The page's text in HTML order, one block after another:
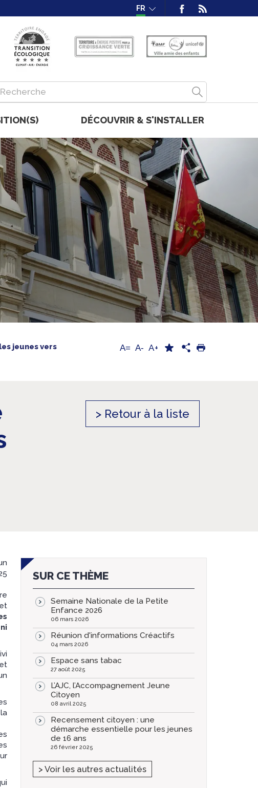
FR
DÉCOUVRIR & S'INSTALLER
jeunes vers
A= A- A+
> Retour à la liste
SUR CE THÈME
Semaine Nationale de la Petite
Enfance 2026
06 mars 2026
Réunion d'informations Créactifs
04 mars 2026
Espace sans tabac
27 août 2025
L’AJC, l’Accompagnement Jeune
Citoyen
08 avril 2025
Recensement citoyen : une
démarche essentielle pour les jeunes
de 16 ans
26 février 2025
> Voir les autres actualités